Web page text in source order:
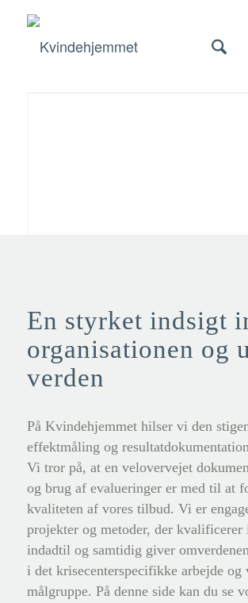
En styrket indsigt
organisationen og
verden
På Kvindehjemmet hilser vi den
effektmåling og
Vi tror på, at en velovervejet
og brug af evalueringer er med til at
kvaliteten af vores tilbud. Vi er
projekter og metoder, der kvalificerer
indadtil og samtidig giver
i det krisecenterspecifikke arbejde og
målgruppe. På denne side kan du se